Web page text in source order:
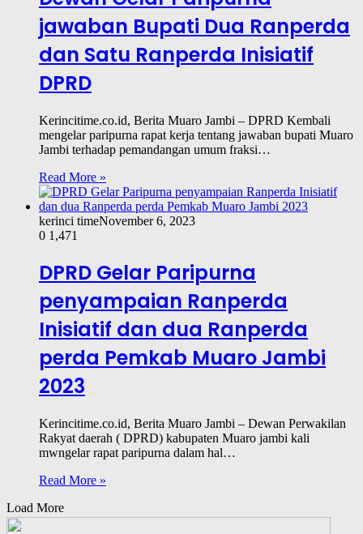
jawaban Bupati Dua Ranperda
dan Satu Ranperda Inisiatif
DPRD
Kerincitime.co.id, Berita Muaro Jambi – DPRD Kembali
mengelar paripurna rapat kerja tentang jawaban bupati Muaro
Jambi terhadap pemandangan umum fraksi…
Read More »
kerinci timeNovember 6, 2023
0 1,471
DPRD Gelar Paripurna
penyampaian Ranperda
Inisiatif dan dua Ranperda
perda Pemkab Muaro Jambi
2023
Kerincitime.co.id, Berita Muaro Jambi – Dewan Perwakilan
Rakyat daerah ( DPRD) kabupaten Muaro jambi kali
mwngelar rapat paripurna dalam hal…
Read More »
Load More